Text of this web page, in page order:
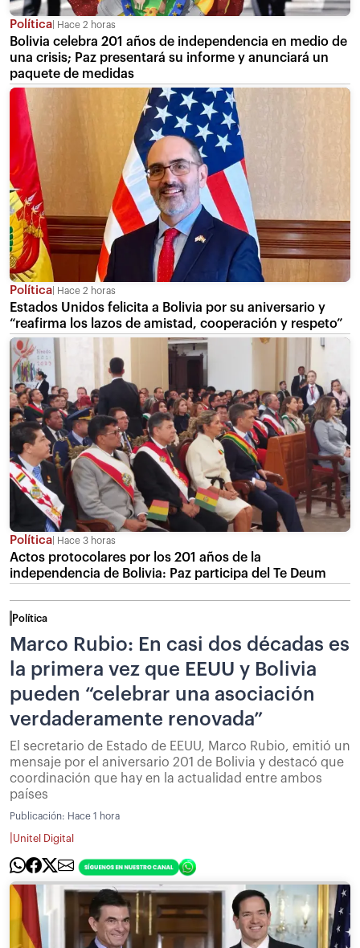
Política Hace 2 horas
Bolivia celebra 201 años de independencia en medio de
una crisis; Paz presentará su informe y anunciará un
paquete de medidas
Política Hace 2 horas
Estados Unidos felicita a Bolivia por su aniversario y
“reafirma los lazos de amistad, cooperación y respeto”
Política Hace 3 horas
Actos protocolares por los 201 años de la
independencia de Bolivia: Paz participa del Te Deum
Política
Marco Rubio: En casi dos décadas es
la primera vez que EEUU y Bolivia
pueden “celebrar una asociación
verdaderamente renovada”
El secretario de Estado de EEUU, Marco Rubio, emitió un
mensaje por el aniversario 201 de Bolivia y destacó que
coordinación que hay en la actualidad entre ambos
países
Publicación: Hace 1 hora
Unitel Digital